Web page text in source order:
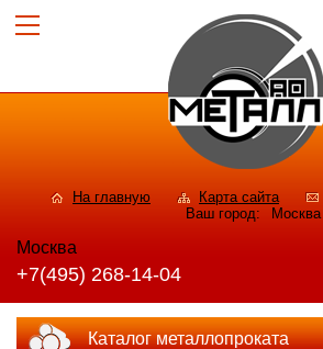
На главную Карта сайта
Ваш город:
Москва
Москва
+7(495) 268-14-04
Каталог металлопроката